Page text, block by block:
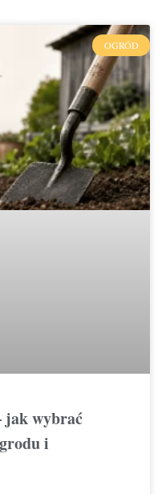
OGRÓD
jak wybrać
i